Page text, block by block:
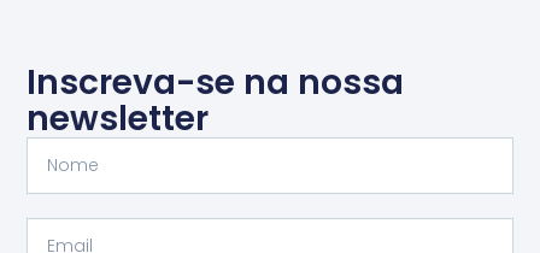
Inscreva-se na nossa
newsletter